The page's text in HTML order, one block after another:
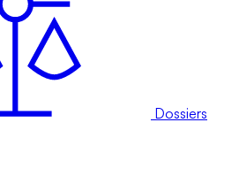
Dossiers